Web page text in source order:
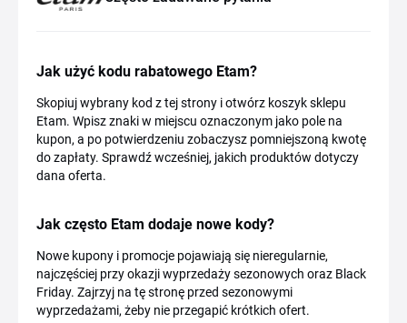
Jak użyć kodu rabatowego Etam?
Skopiuj wybrany kod z tej strony i otwórz koszyk sklepu
Etam. Wpisz znaki w miejscu oznaczonym jako pole na
kupon, a po potwierdzeniu zobaczysz pomniejszoną kwotę
do zapłaty. Sprawdź wcześniej, jakich produktów dotyczy
dana oferta.
Jak często Etam dodaje nowe kody?
Nowe kupony i promocje pojawiają się nieregularnie,
najczęściej przy okazji wyprzedaży sezonowych oraz Black
Friday. Zajrzyj na tę stronę przed sezonowymi
wyprzedażami, żeby nie przegapić krótkich ofert.